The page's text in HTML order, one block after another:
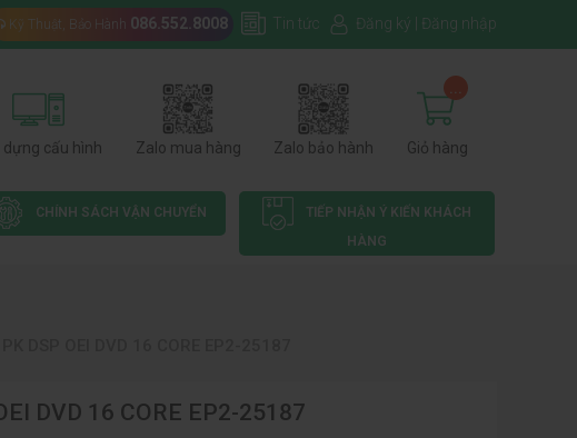
Kỹ Thuật, Bảo Hành 086.552.8008 Tin tức Đăng ký Đăng nhập
dựng cấu hình Zalo mua hàng Zalo bảo hành Giỏ hàng
CHÍNH SÁCH VẬN CHUYỂN
TIẾP NHẬN Ý KIẾN KHÁCH
HÀNG
DVD 16 CORE EP2-25187